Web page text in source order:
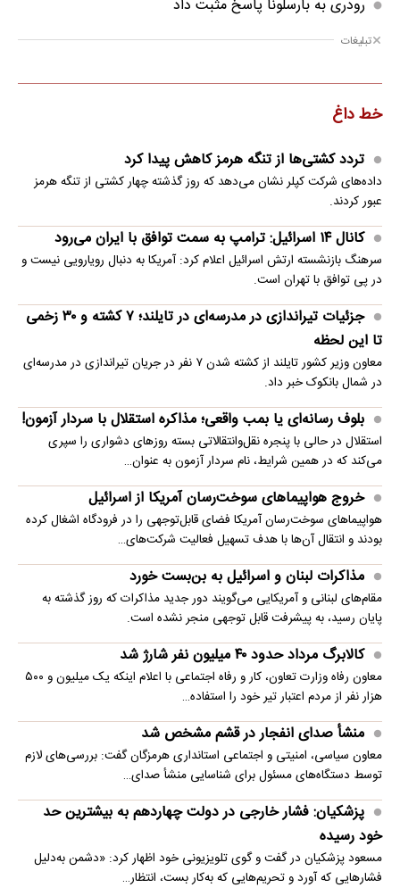
رودری به بارسلونا پاسخ مثبت داد
تبلیغات
خط داغ
تردد کشتی‌ها از تنگه هرمز کاهش پیدا کرد
داده‌های شرکت کپلر نشان می‌دهد که روز گذشته چهار کشتی از تنگه هرمز
عبور کردند.
کانال ۱۴ اسرائیل: ترامپ به سمت توافق با ایران می‌رود
سرهنگ بازنشسته ارتش اسرائیل اعلام کرد: آمریکا به دنبال رویارویی نیست و
در پی توافق با تهران است.
جزئیات تیراندازی در مدرسه‌ای در تایلند؛ ۷ کشته و ۳۰ زخمی
تا این لحظه
معاون وزیر کشور تایلند از کشته شدن ۷ نفر در جریان تیراندازی در مدرسه‌ای
در شمال بانکوک خبر داد.
بلوف رسانه‌ای یا بمب واقعی؛ مذاکره استقلال با سردار آزمون!
استقلال در حالی با پنجره نقل‌وانتقالاتی بسته روزهای دشواری را سپری
می‌کند که در همین شرایط، نام سردار آزمون به عنوان…
خروج هواپیماهای سوخت‌رسان آمریکا از اسرائیل
هواپیماهای سوخت‌رسان آمریکا فضای قابل‌توجهی را در فرودگاه اشغال کرده
بودند و انتقال آن‌ها با هدف تسهیل فعالیت شرکت‌های…
مذاکرات لبنان و اسرائیل به بن‌بست خورد
مقام‌های لبنانی و آمریکایی می‌گویند دور جدید مذاکرات که روز گذشته به
پایان رسید، به پیشرفت قابل توجهی منجر نشده است.
کالابرگ مرداد حدود ۴۰‌ میلیون نفر شارژ شد
معاون رفاه وزارت تعاون، کار و رفاه اجتماعی با اعلام اینکه یک میلیون و ۵۰۰
هزار نفر از مردم اعتبار تیر خود را استفاده…
منشأ صدای انفجار در قشم مشخص شد
معاون سیاسی، امنیتی و اجتماعی استانداری هرمزگان گفت: بررسی‌های لازم
توسط دستگاه‌های مسئول برای شناسایی منشأ صدای…
پزشکیان: فشار خارجی در دولت چهاردهم به بیشترین حد
خود رسیده
مسعود پزشکیان در گفت و گوی تلویزیونی خود اظهار کرد: «دشمن به‌دلیل
فشارهایی که آورد و تحریم‌هایی که به‌کار بست، انتظار…